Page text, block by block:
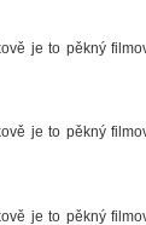
je to pěkný
je to pěkný
je to pěkný